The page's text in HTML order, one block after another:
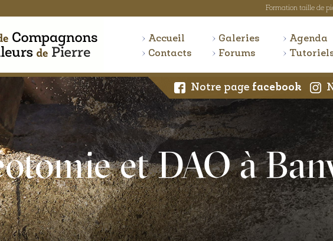
Formation taille de
Accueil Galeries Agenda
Contacts
Forums
Notre page facebook
et DAO à